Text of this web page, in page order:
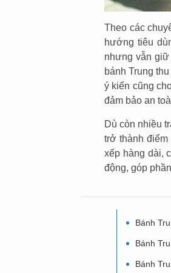
Theo các
hướng tiêu
nhưng vẫn giữ
bánh Trung
ý kiến cũng
đảm bảo an
Dù còn nhiều
trở thành điểm
xếp hàng dài,
động, góp
Bánh
Bánh
Bánh